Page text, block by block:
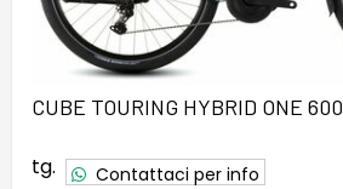
CUBE TOURING HYBRID ONE 600
tg. Contattaci per info